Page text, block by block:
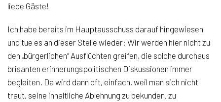
liebe Gäste!
Ich habe bereits im Hauptausschuss darauf hingewiesen
und tue es an dieser Stelle wieder: Wir werden hier nicht zu
den „bürgerlichen“ Ausflüchten greifen, die solche durchaus
brisanten erinnerungspolitischen Diskussionen immer
begleiten. Da wird dann oft, einfach, weil man sich nicht
traut, seine inhaltliche Ablehnung zu bekunden, zu